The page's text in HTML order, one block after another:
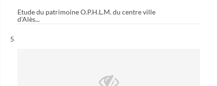
Etude du patrimoine O.P.H.L.M. du centre ville
d'Alès...
Résultat n°
5